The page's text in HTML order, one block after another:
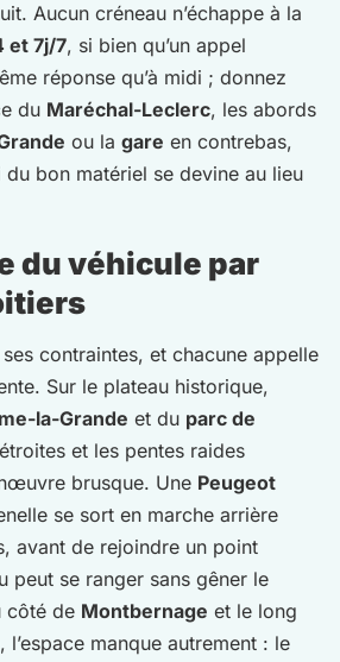
Aucun créneau n’échappe à la
et 7j/7, si bien qu’un appel
réponse qu’à midi ; donnez
du Maréchal-Leclerc, les abords
ou la gare en contrebas,
du bon matériel se devine au lieu
du véhicule par
contraintes, et chacune appelle
Sur le plateau historique,
la-Grande et du parc de
et les pentes raides
brusque. Une Peugeot
se sort en marche arrière
avant de rejoindre un point
peut se ranger sans gêner le
côté de Montbernage et le long
, l’espace manque autrement : le